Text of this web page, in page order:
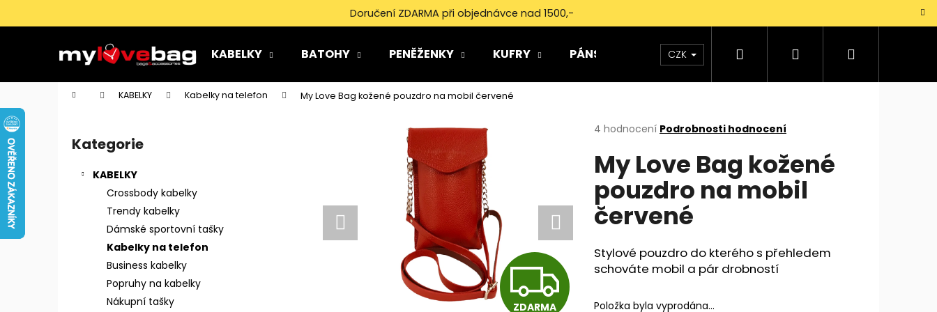
Doručení ZDARMA při objednávce nad 1500,-
KABELKY BATOHY PENĚŽENKY KUFRY PÁNSKÉ TAŠKY VŮNĚ DOPLŇKY
CZK Hledat PřihlášeníNákupní
Domů KABELKY Kabelky na telefon My Love Bag kožené pouzdro na mobil červené
Přeskočit
kategorie
Kategorie
KABELKY
Crossbody kabelky
Trendy kabelky
Dámské sportovní tašky
Kabelky na telefon
Business kabelky
Popruhy na kabelky
Nákupní tašky
Průměrné
produktu
je
5
hvězdiček.
4 hodnocení Podrobnosti hodnocení
My Love Bag kožené
pouzdro na mobil
červené
Stylové pouzdro do kterého s přehledem
schováte mobil a pár drobností
Položka byla vyprodána…
Z
ZDARMA
o
k Co potřebujete najít?
Doporučujeme